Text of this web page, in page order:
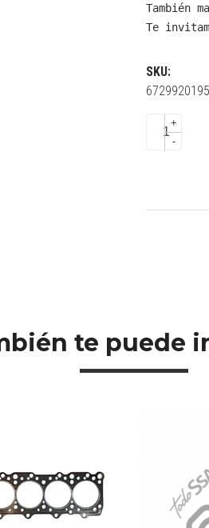
También
Te
SKU:
6729920195
+
-
te puede